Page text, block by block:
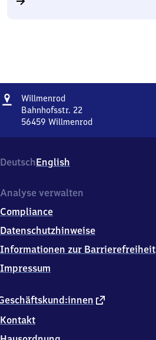
Adresse
WillmenrodWillmenrod
Bahnhofsstr. 22
56459 Willmenrod
22,
5
4
9
Willmenrod
DeutschEnglish
externer
Kontakt
Analyse verwalten
Compliance
Datenschutzhinweise
Informationen zur Barrierefreiheit
Impressum